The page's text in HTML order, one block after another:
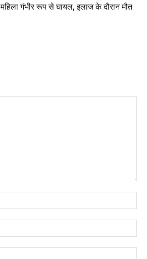
महिला गंभीर रूप से घायल, इलाज के दौरान मौत